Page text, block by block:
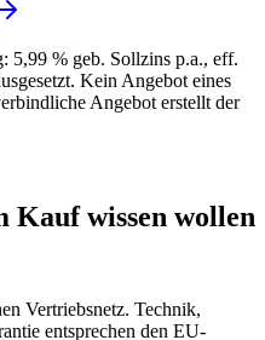
5,99 % geb. Sollzins p.a., eff.
Kein Angebot eines
Angebot erstellt der
Kauf wissen wollen
Vertriebsnetz. Technik,
entsprechen den EU-